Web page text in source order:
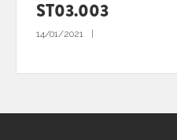
ST03.003
14/01/2021